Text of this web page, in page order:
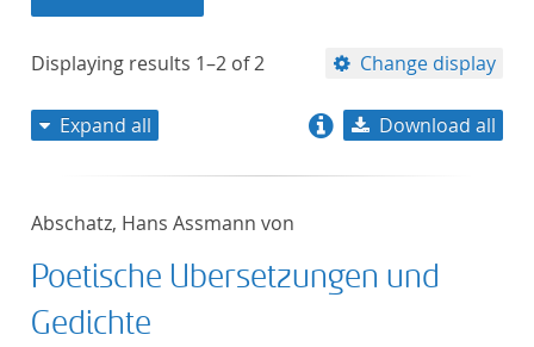
Displaying results 1–2 of2 Change display
title descending
Expand all Download all
Abschatz, Hans Assmann von
Poetische Ubersetzungen und
Gedichte